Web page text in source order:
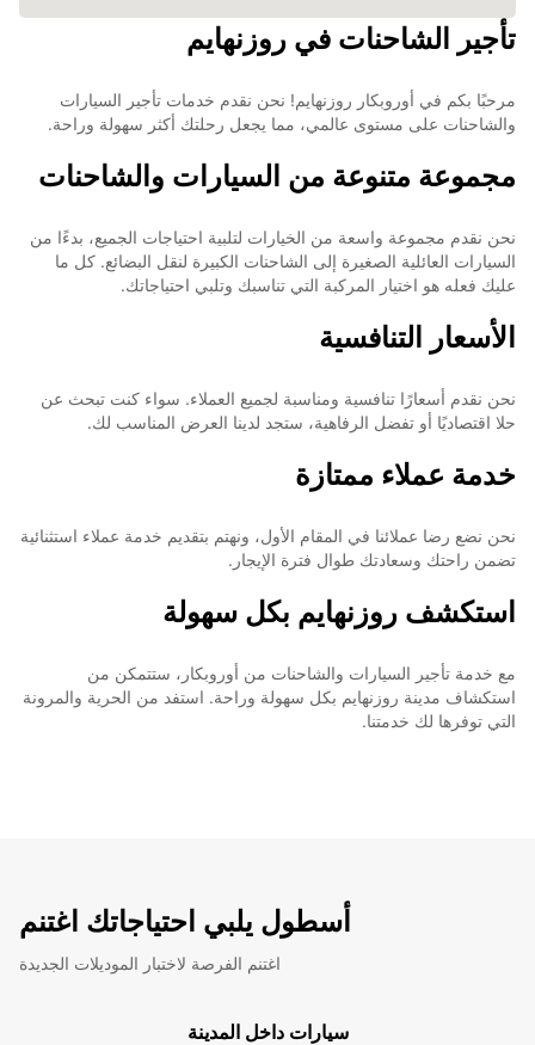
تأجير الشاحنات في روزنهايم
مرحبًا بكم في أوروبكار روزنهايم! نحن نقدم خدمات تأجير السيارات
والشاحنات على مستوى عالمي، مما يجعل رحلتك أكثر سهولة وراحة.
مجموعة متنوعة من السيارات والشاحنات
نحن نقدم مجموعة واسعة من الخيارات لتلبية احتياجات الجميع، بدءًا من
السيارات العائلية الصغيرة إلى الشاحنات الكبيرة لنقل البضائع. كل ما
عليك فعله هو اختيار المركبة التي تناسبك وتلبي احتياجاتك.
الأسعار التنافسية
نحن نقدم أسعارًا تنافسية ومناسبة لجميع العملاء. سواء كنت تبحث عن
حلا اقتصاديًا أو تفضل الرفاهية، ستجد لدينا العرض المناسب لك.
خدمة عملاء ممتازة
نحن نضع رضا عملائنا في المقام الأول، ونهتم بتقديم خدمة عملاء استثنائية
تضمن راحتك وسعادتك طوال فترة الإيجار.
استكشف روزنهايم بكل سهولة
مع خدمة تأجير السيارات والشاحنات من أوروبكار، ستتمكن من
استكشاف مدينة روزنهايم بكل سهولة وراحة. استفد من الحرية والمرونة
التي توفرها لك خدمتنا.
أسطول يلبي احتياجاتك اغتنم
اغتنم الفرصة لاختبار الموديلات الجديدة
سيارات داخل المدينة